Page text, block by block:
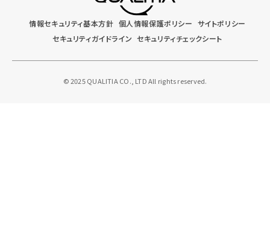
情報セキュリティ基本方針 個人情報保護ポリシー サイトポリシー
セキュリティガイドライン セキュリティチェックシート
© 2025 QUALITIA CO., LTD All rights reserved.